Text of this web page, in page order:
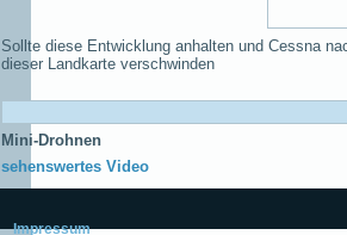
Sollte diese Entwicklung anhalten und Cessna
dieser Landkarte verschwinden
Mini-Drohnen
sehenswertes Video
Impressum